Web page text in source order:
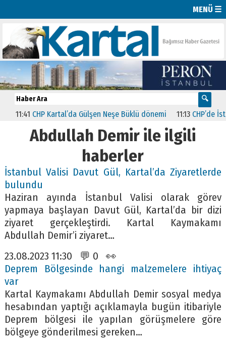
MENÜ ☰
CHP Kartal’da Gülşen Neşe Büklü dönemi 11:13 CHP’de
Abdullah Demir ile ilgili
haberler
İstanbul Valisi Davut Gül, Kartal’da Ziyaretlerde
bulundu
Haziran ayında İstanbul Valisi olarak görev
yapmaya başlayan Davut Gül, Kartal’da bir dizi
ziyaret gerçekleştirdi. Kartal Kaymakamı
Abdullah Demir’i ziyaret…
23.08.2023 11:30 💬 0 👀
Deprem Bölgesinde hangi malzemelere ihtiyaç
var
Kartal Kaymakamı Abdullah Demir sosyal medya
hesabından yaptığı açıklamayla bugün itibariyle
Deprem bölgesi ile yapılan görüşmelere göre
bölgeye gönderilmesi gereken…